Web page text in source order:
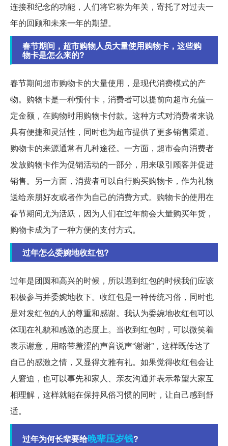
连接和纪念的功能，人们将它称为年关，寄托了对过去一
年的回顾和未来一年的期望。
春节期间，超市购物人员大量使用购物卡，这些购
物卡是怎么来的?
春节期间超市购物卡的大量使用，是现代消费模式的产
物。购物卡是一种预付卡，消费者可以提前向超市充值一
定金额，在购物时用购物卡付款。这种方式对消费者来说
具有便捷和灵活性，同时也为超市提供了更多销售渠道。
购物卡的来源通常有几种途径。一方面，超市会向消费者
发放购物卡作为促销活动的一部分，用来吸引顾客并促进
销售。另一方面，消费者可以自行购买购物卡，作为礼物
送给亲朋好友或者作为自己的消费方式。购物卡的使用在
春节期间尤为活跃，因为人们在过年前会大量购买年货，
购物卡成为了一种方便的支付方式。
过年怎么委婉地收红包?
过年是团圆和高兴的时候，所以遇到红包的时候我们应该
积极参与并委婉地收下。收红包是一种传统习俗，同时也
是对发红包的人的尊重和感谢。我认为委婉地收红包可以
体现在礼貌和感激的态度上。当收到红包时，可以微笑着
表示谢意，用略带羞涩的声音说声“谢谢”，这样既传达了
自己的感激之情，又显得文雅有礼。如果觉得收红包会让
人窘迫，也可以事先和家人、亲友沟通并表示希望大家互
相理解，这样就能在保持风俗习惯的同时，让自己感到舒
适。
过年为何长辈要给晚辈压岁钱?